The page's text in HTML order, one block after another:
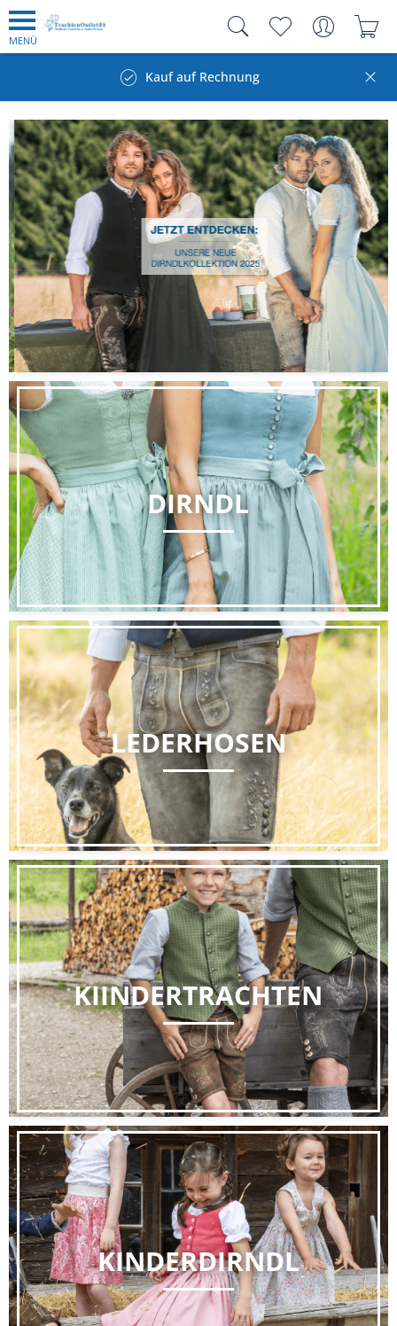
MENÜ
Kauf auf Rechnung
DIRNDL
LEDERHOSEN
KIINDERTRACHTEN
KINDERDIRNDL